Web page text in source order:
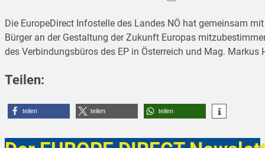
Die EuropeDirect Infostelle des Landes NÖ hat gemeinsam
Bürger an der Gestaltung der Zukunft Europas
des Verbindungsbüros des EP in Österreich und Mag.
Teilen:
teilen teilen teilen